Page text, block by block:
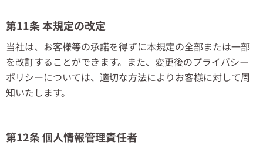
第11条 本規定の改定
当社は、お客様等の承諾を得ずに本規定の全部または一部
を改訂することができます。また、変更後のプライバシー
ポリシーについては、適切な方法によりお客様に対して周
知いたします。
第12条 個人情報管理責任者